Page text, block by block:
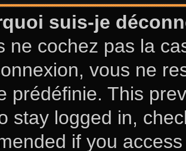
suis-je
ne cochez pas la
vous ne
prédéfinie. This
stay logged in,
if you